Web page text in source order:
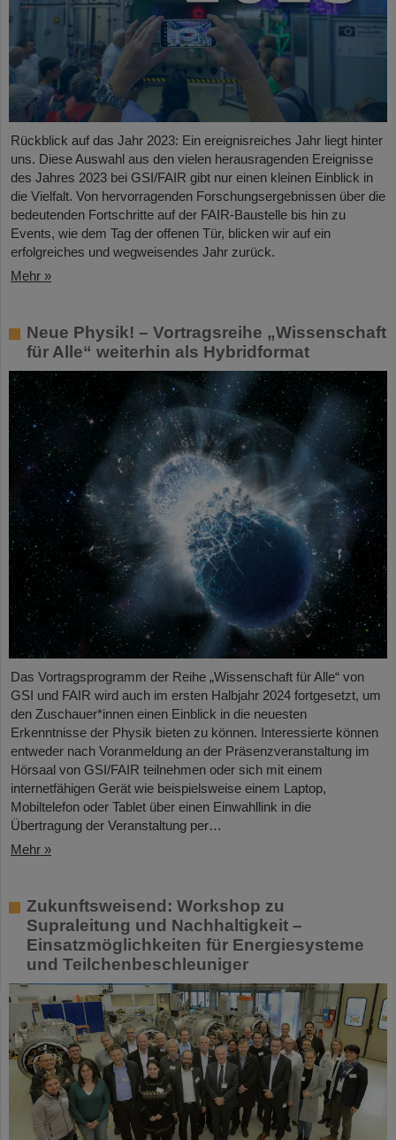
Rückblick auf das Jahr 2023: Ein ereignisreiches Jahr liegt hinter
uns. Diese Auswahl aus den vielen herausragenden Ereignisse
des Jahres 2023 bei GSI/FAIR gibt nur einen kleinen Einblick in
die Vielfalt. Von hervorragenden Forschungsergebnissen über die
bedeutenden Fortschritte auf der FAIR-Baustelle bis hin zu
Events, wie dem Tag der offenen Tür, blicken wir auf ein
erfolgreiches und wegweisendes Jahr zurück.
Mehr »
Neue Physik! – Vortragsreihe „Wissenschaft
für Alle“ weiterhin als Hybridformat
Das Vortragsprogramm der Reihe „Wissenschaft für Alle“ von
GSI und FAIR wird auch im ersten Halbjahr 2024 fortgesetzt, um
den Zuschauer*innen einen Einblick in die neuesten
Erkenntnisse der Physik bieten zu können. Interessierte können
entweder nach Voranmeldung an der Präsenzveranstaltung im
Hörsaal von GSI/FAIR teilnehmen oder sich mit einem
internetfähigen Gerät wie beispielsweise einem Laptop,
Mobiltelefon oder Tablet über einen Einwahllink in die
Übertragung der Veranstaltung per…
Mehr »
Zukunftsweisend: Workshop zu
Supraleitung und Nachhaltigkeit –
Einsatzmöglichkeiten für Energiesysteme
und Teilchenbeschleuniger